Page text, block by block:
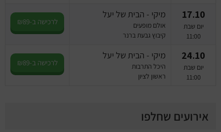
17.10
יום שבת
11:00
מיקי - הבית של יעל
אולם מופעים
קיבוץ גבעת ברנר
לרכישה ב-₪89
24.10
יום שבת
11:00
מיקי - הבית של יעל
היכל התרבות
ראשון לציון
לרכישה ב-₪89
אירועים שחלפו